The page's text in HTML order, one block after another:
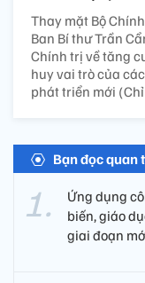
Thay mặt Bộ
Ban Bí thư Trần
Chính trị về tăng
huy vai trò của
phát triển mới
Bạn đọc quan
Ứng dụng
biến, giáo
giai đoạn